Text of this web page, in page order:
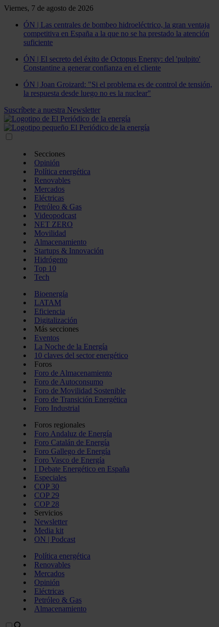
Viernes, 7 de agosto de 2026
ÓN | Las centrales de bombeo hidroeléctrico, la gran ventaja
competitiva en España a la que no se ha prestado la atención
suficiente
ÓN | El secreto del éxito de Octopus Energy: del 'pulpito'
Constantine a generar confianza en el cliente
ÓN | Joan Groizard: "Si el problema es de control de tensión,
la respuesta desde luego no es la nuclear"
Suscríbete a nuestra Newsletter
Secciones
Opinión
Política energética
Renovables
Mercados
Eléctricas
Petróleo & Gas
Videopodcast
NET ZERO
Movilidad
Almacenamiento
Startups & Innovación
Hidrógeno
Top 10
Tech
Bioenergía
LATAM
Eficiencia
Digitalización
Más secciones
Eventos
La Noche de la Energía
10 claves del sector energético
Foros
Foro de Almacenamiento
Foro de Autoconsumo
Foro de Movilidad Sostenible
Foro de Transición Energética
Foro Industrial
Foros regionales
Foro Andaluz de Energía
Foro Catalán de Energía
Foro Gallego de Energía
Foro Vasco de Energía
I Debate Energético en España
Especiales
COP 30
COP 29
COP 28
Servicios
Newsletter
Media kit
ON | Podcast
Política energética
Renovables
Mercados
Opinión
Eléctricas
Petróleo & Gas
Almacenamiento